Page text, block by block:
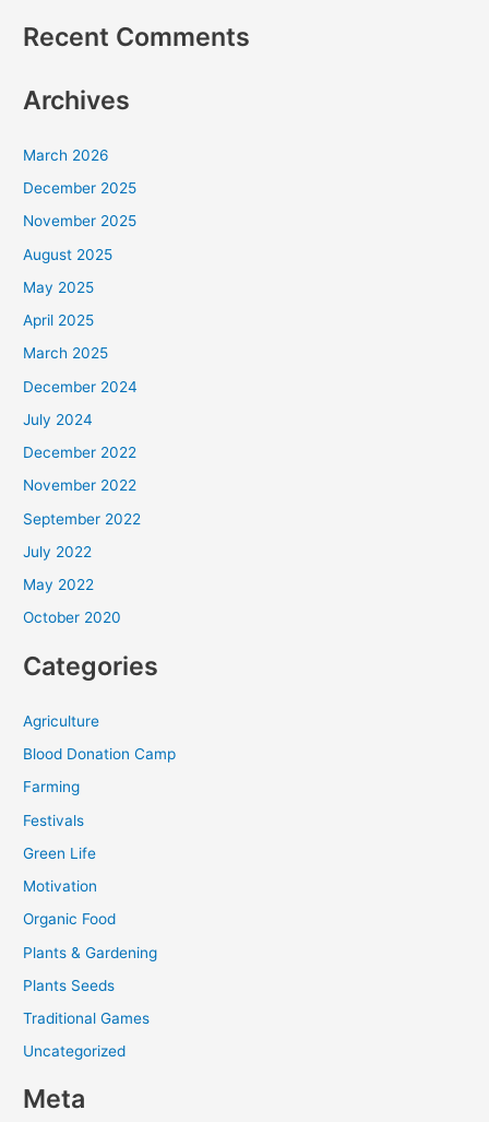
Recent Comments
Archives
March 2026
December 2025
November 2025
August 2025
May 2025
April 2025
March 2025
December 2024
July 2024
December 2022
November 2022
September 2022
July 2022
May 2022
October 2020
Categories
Agriculture
Blood Donation Camp
Farming
Festivals
Green Life
Motivation
Organic Food
Plants & Gardening
Plants Seeds
Traditional Games
Uncategorized
Meta